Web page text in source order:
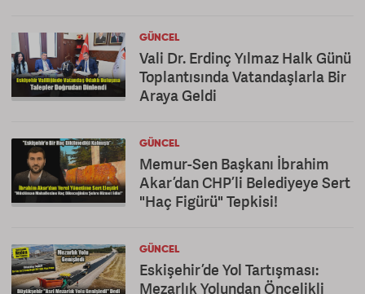
GÜNCEL
Vali Dr. Erdinç Yılmaz Halk Günü
Toplantısında Vatandaşlarla Bir
Araya Geldi
GÜNCEL
Memur-Sen Başkanı İbrahim
Akar’dan CHP’li Belediyeye Sert
"Haç Figürü" Tepkisi!
GÜNCEL
Eskişehir’de Yol Tartışması:
Mezarlık Yolundan Öncelikli